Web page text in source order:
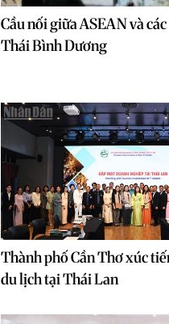
Cầu nối giữa ASEAN và
Thái Bình Dương
Thành phố Cần Thơ xúc
du lịch tại Thái Lan